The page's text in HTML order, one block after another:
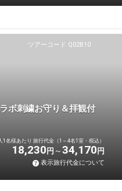
ツアーコード Q02B10
ボ刺繍お守り＆拝観付
1名様あたり 旅行代金（1～4名1室・税込）
18,230 円 34,170 円
表示旅行代金について